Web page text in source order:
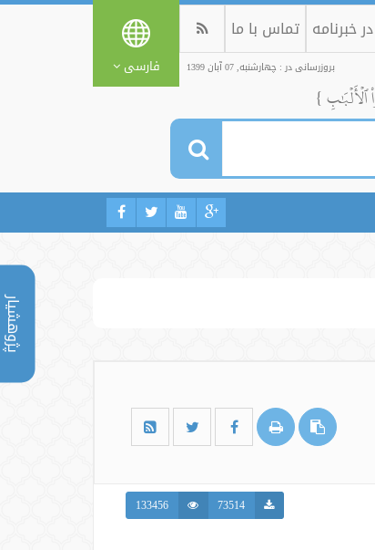
پژوهشیار
خبرنامه تماس با ما
بروزرسانی در : چهارشنبه, 07 آبان 1399 فارسی
ٱلۡأَلۡبَٰبِ }
73514
133456